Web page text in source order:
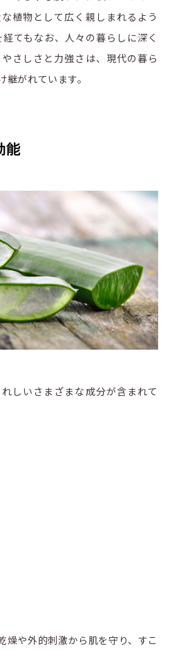
植物として広く親しまれるよう
てもなお、人々の暮らしに深く
さしさと力強さは、現代の暮ら
がれています。
能
しいさまざまな成分が含まれて
燥や外的刺激から肌を守り、すこ